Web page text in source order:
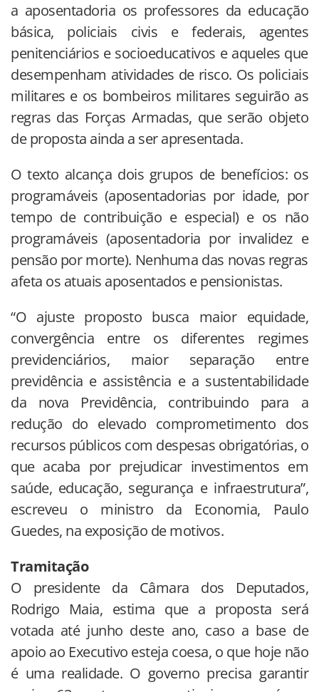
a aposentadoria os professores da educação
básica, policiais civis e federais, agentes
penitenciários e socioeducativos e aqueles que
desempenham atividades de risco. Os policiais
militares e os bombeiros militares seguirão as
regras das Forças Armadas, que serão objeto
de proposta ainda a ser apresentada.
O texto alcança dois grupos de benefícios: os
programáveis (aposentadorias por idade, por
tempo de contribuição e especial) e os não
programáveis (aposentadoria por invalidez e
pensão por morte). Nenhuma das novas regras
afeta os atuais aposentados e pensionistas.
“O ajuste proposto busca maior equidade,
convergência entre os diferentes regimes
previdenciários, maior separação entre
previdência e assistência e a sustentabilidade
da nova Previdência, contribuindo para a
redução do elevado comprometimento dos
recursos públicos com despesas obrigatórias, o
que acaba por prejudicar investimentos em
saúde, educação, segurança e infraestrutura”,
escreveu o ministro da Economia, Paulo
Guedes, na exposição de motivos.
Tramitação
O presidente da Câmara dos Deputados,
Rodrigo Maia, estima que a proposta será
votada até junho deste ano, caso a base de
apoio ao Executivo esteja coesa, o que hoje não
é uma realidade. O governo precisa garantir